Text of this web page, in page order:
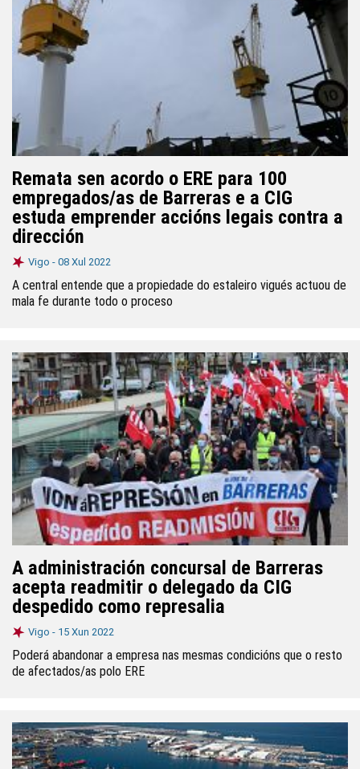
Remata sen acordo o ERE para 100
empregados/as de Barreras e a CIG
estuda emprender accións legais contra a
dirección
Vigo - 08 Xul 2022
A central entende que a propiedade do estaleiro vigués actuou de
mala fe durante todo o proceso
A administración concursal de Barreras
acepta readmitir o delegado da CIG
despedido como represalia
Vigo - 15 Xun 2022
Poderá abandonar a empresa nas mesmas condicións que o resto
de afectados/as polo ERE